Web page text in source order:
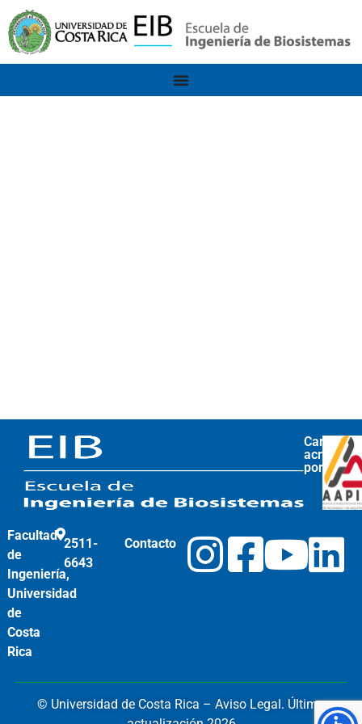
Carrera
por
Facultad
de
Ingeniería,
Universidad
de
Costa
Rica
2511-
6643
Contacto
© Universidad de Costa Rica – Aviso Legal. Última